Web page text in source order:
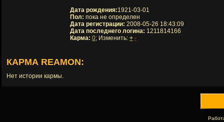
Дата рождения:1921-03-01
Пол: пока не определен
Дата регистрации: 2008-05-26 18:43:09
Дата последнего логина: 1211814166
Карма: 0; Изменить: + -
КАРМА REAMON:
Нет истории кармы.